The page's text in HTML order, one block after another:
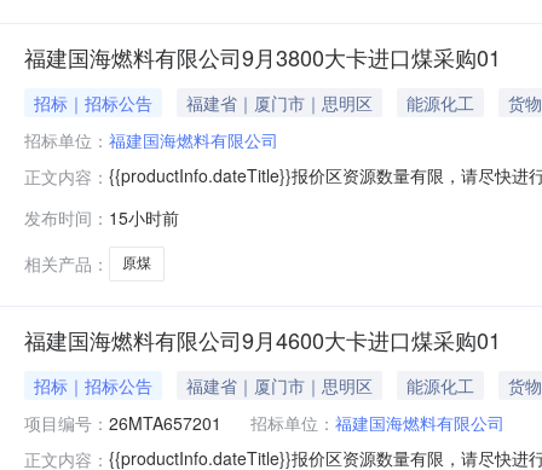
福建国海燃料有限公司9月3800大卡进口煤采购01
招标｜招标公告 福建省｜厦门市｜思明区 能源化工
货物
招标单位： 福建国海燃料有限公司
正文内容： {{productInfo.dateTitle}}报价区资源数量有限，请尽快进
{{zkPrice(productInfo.myBidItem.bidPrice,productInf
发布时间： 15小时前
相关产品：
原煤
福建国海燃料有限公司9月4600大卡进口煤采购01
招标｜招标公告 福建省｜厦门市｜思明区 能源化工
货物
项目编号： 26MTA657201 招标单位： 福建国海燃料有限公司
正文内容： {{productInfo.dateTitle}}报价区资源数量有限，请尽快进